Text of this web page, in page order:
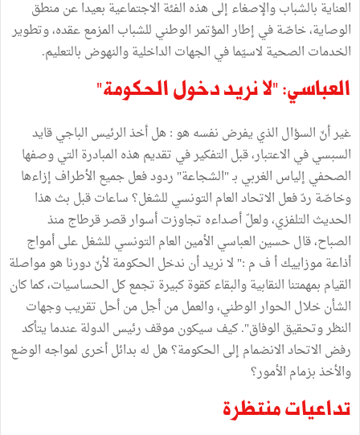
العناية بالشباب والإصغاء إلى هذه الفئة الاجتماعية بعيدا عن منطق
الوصاية، خاصّة في إطار المؤتمر الوطني للشباب المزمع عقده، وتطوير
الخدمات الصحية لاسيّما في الجهات الداخلية والنهوض بالتعليم.
العباسي: "لا نريد دخول الحكومة"
غير أنّ السؤال الذي يفرض نفسه هو : هل أخذ الرئيس الباجي قايد
السبسي في الاعتبار، قبل التفكير في تقديم هذه المبادرة التي وصفها
الصحفي إلياس الغربي بـ "الشجاعة" ردود فعل جميع الأطراف إزاءها
وخاصّة ردّ فعل الاتحاد العام التونسي للشغل؟ ساعات قبل بث هذا
الحديث التلفزي، ولعلّ أصداءه تجاوزت أسوار قصر قرطاج منذ
الصباح، قال حسين العباسي الأمين العام التونسي للشغل على أمواج
أذاعة موزاييك أ ف م :" لا نريد أن ندخل الحكومة لأنّ دورنا هو مواصلة
القيام بمهمتنا النقابية والبقاء كقوة كبيرة تجمع كل الحساسيات، كما كان
الشأن خلال الحوار الوطني، والعمل من أجل من أحل تقريب وجهات
النظر وتحقيق الوفاق". كيف سيكون موقف رئيس الدولة عندما يتأكد
رفض الاتحاد الانضمام إلى الحكومة؟ هل له بدائل أخرى لمواجه الوضع
والأخذ بزمام الأمور؟
تداعيات منتظرة